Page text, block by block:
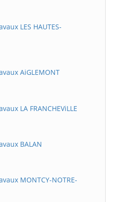
LES HAUTES-
AiGLEMONT
LA FRANCHEViLLE
BALAN
MONTCY-NOTRE-